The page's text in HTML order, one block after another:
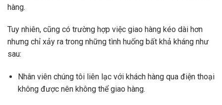
hàng.
Tuy nhiên, cũng có trường hợp việc giao hàng kéo dài hơn
nhưng chỉ xảy ra trong những tình huống bất khả kháng như
sau:
Nhân viên chúng tôi liên lạc với khách hàng qua điện thoại
không được nên không thể giao hàng.